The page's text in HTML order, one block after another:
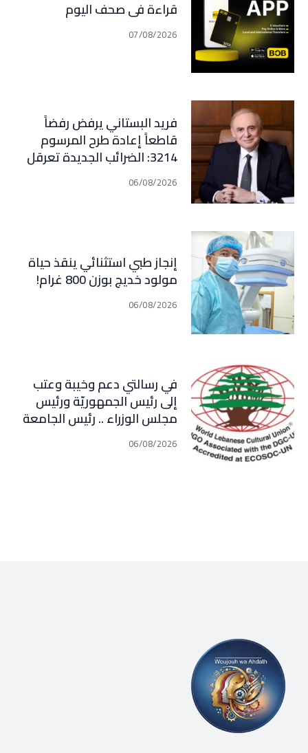
قراءة في صحف اليوم
07/08/2026
فريد البستاني يرفض رفضاً
قاطعاً إعادة طرح المرسوم
3214: الضرائب الجديدة تعرقل
التعافي الاقتصادي وتناقض
مبدأ الشراكة
06/08/2026
إنجاز طبي استثنائي ينقذ حياة
مولود خديج بوزن 800 غرام!
06/08/2026
في رسالتي دعم وخيبة وعتب
إلى رئيس الجمهوريّة ورئيس
مجلس الوزراء .. رئيس الجامعة
اللبنانية الثقافيّة في العالم
(WLCU) يؤكد دعم الدّولة06/08/2026